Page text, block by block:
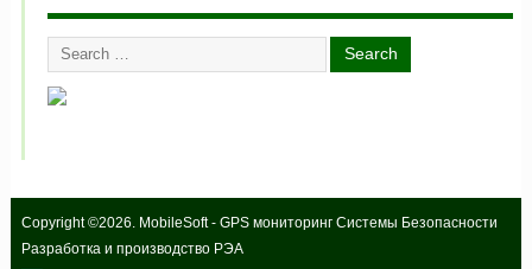
Copyright ©2026. MobileSoft - GPS мониторинг Системы Безопасности
Разработка и производство РЭА